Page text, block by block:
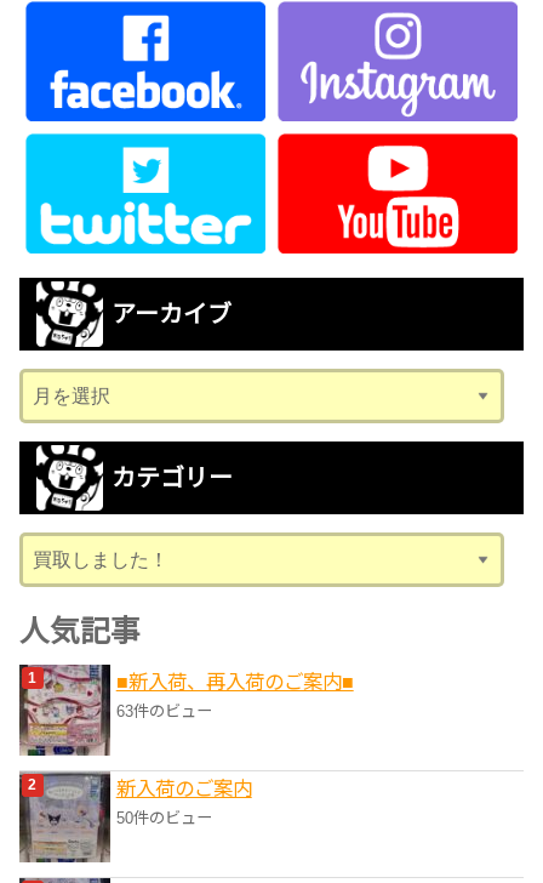
アーカイブ
ー
カ
ブ
カテゴリー
カ
テ
ゴ
リ
ー
人気記事
■新入荷、再入荷のご案内■
63件のビュー
新入荷のご案内
50件のビュー